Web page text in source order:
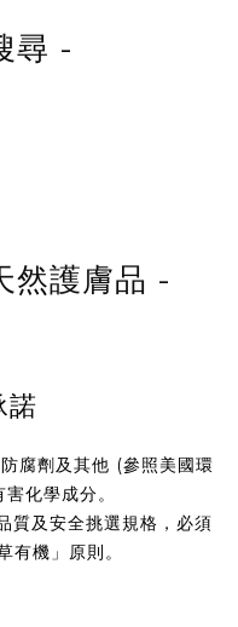
尋 -
然護膚品 -
諾
腐劑及其他 (參照美國環
化學成分。
質及安全挑選規格，必須
機」原則。